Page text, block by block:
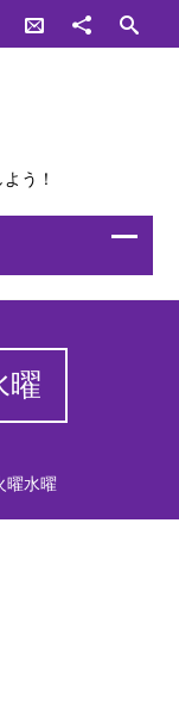
う！
曜
曜水曜